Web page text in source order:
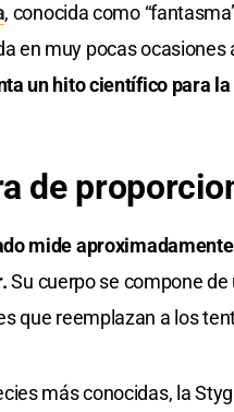
, conocida como
en muy pocas
un hito científico para
de
mide
Su cuerpo se compone
que reemplazan a los
más conocidas, la